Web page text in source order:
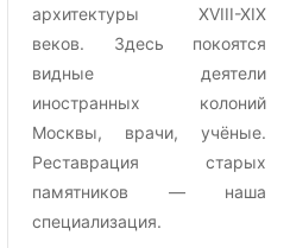
архитектуры XVIII-XIX
веков. Здесь покоятся
видные деятели
иностранных колоний
Москвы, врачи, учёные.
Реставрация старых
памятников — наша
специализация.